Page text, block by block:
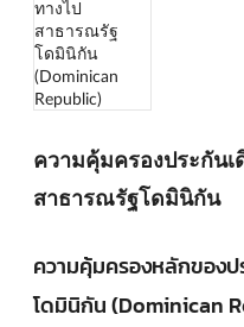
ความคุ้มครองประกันเ
สาธารณรัฐโดมินิกัน
ความคุ้มครองหลักของป
โดมินิกัน (Dominican